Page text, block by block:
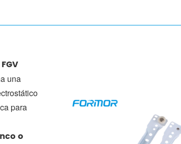
una
para
o